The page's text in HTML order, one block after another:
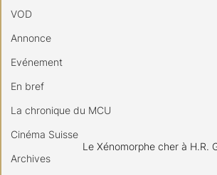
VOD
Annonce
Evénement
En bref
La chronique du MCU
Cinéma Suisse
Archives
Le Xénomorphe cher à H.R.